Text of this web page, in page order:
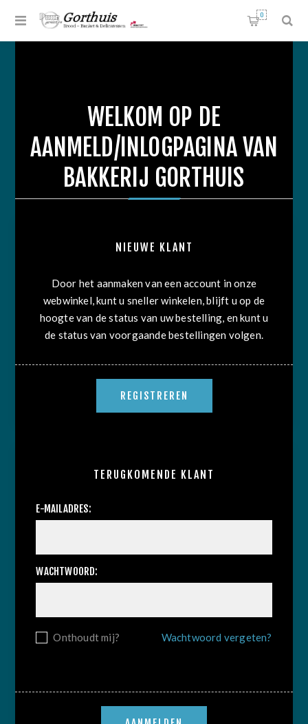
0
WELKOM OP DE
AANMELD/INLOGPAGINA VAN
BAKKERIJ GORTHUIS
NIEUWE KLANT
Door het aanmaken van een account in onze
webwinkel, kunt u sneller winkelen, blijft u op de
hoogte van de status van uw bestelling, en kunt u
de status van voorgaande bestellingen volgen.
TERUGKOMENDE KLANT
E-MAILADRES:
WACHTWOORD:
Onthoudt mij? Wachtwoord vergeten?